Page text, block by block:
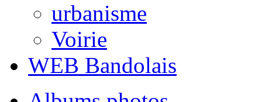
urbanisme
Voirie
WEB Bandolais